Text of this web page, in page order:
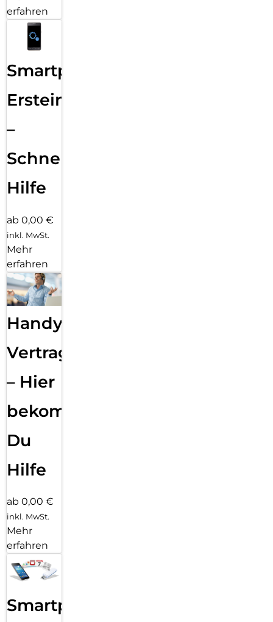
erfahren
Smartphone
Ersteinrichtung
–
Schnelle
Hilfe
ab 0,00 €
inkl. MwSt.
Mehr
erfahren
Handy
Vertragsabwicklung
– Hier
bekommst
Du
Hilfe
ab 0,00 €
inkl. MwSt.
Mehr
erfahren
Smartphone